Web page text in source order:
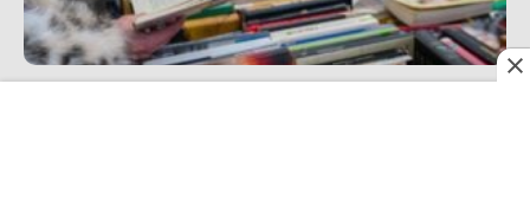
Entre ferias, cifras y realidades que pesan, la